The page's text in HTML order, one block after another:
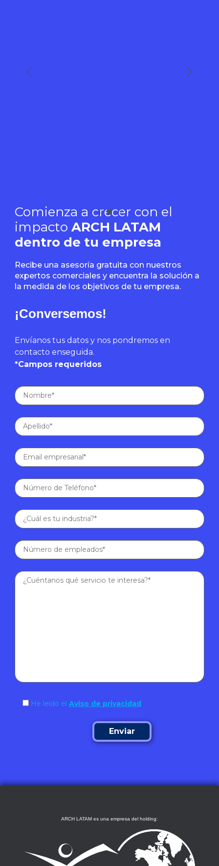
Comienza a crecer con el
impacto ARCH LATAM
dentro de tu empresa
Recibe una asesoría gratuita con nuestros
expertos comerciales y encuentra la solución a
la medida de los objetivos de tu empresa.
¡Conversemos!
Envíanos tus datos y nos pondremos en
contacto enseguida.
*Campos requeridos
He leído el Aviso de privacidad
ARCH LATAM es una empresa del holding: